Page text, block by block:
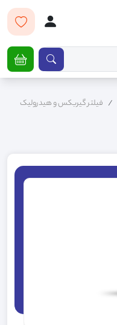
فیلتر گیربکس و هیدرولیک